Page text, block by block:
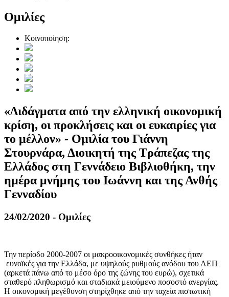
Ομιλίες
Κοινοποίηση:
«Διδάγματα από την ελληνική οικονομική
κρίση, οι προκλήσεις και οι ευκαιρίες για
το μέλλον» - Ομιλία του Γιάννη
Στουρνάρα, Διοικητή της Τράπεζας της
Ελλάδος στη Γεννάδειο Βιβλιοθήκη, την
ημέρα μνήμης του Ιωάννη και της Ανθής
Γενναδίου
24/02/2020 - Ομιλίες
Την περίοδο 2000-2007 οι μακροοικονομικές συνθήκες ήταν
ευνοϊκές για την Ελλάδα, με υψηλούς ρυθμούς ανόδου του ΑΕΠ
(αρκετά πάνω από το μέσο όρο της ζώνης του ευρώ), σχετικά
σταθερό πληθωρισμό και σταδιακά μειούμενο ποσοστό ανεργίας.
Η οικονομική μεγέθυνση στηρίχθηκε από την ταχεία πιστωτική